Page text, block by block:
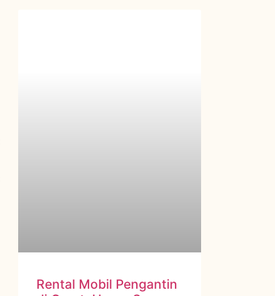
Rental Mobil Pengantin